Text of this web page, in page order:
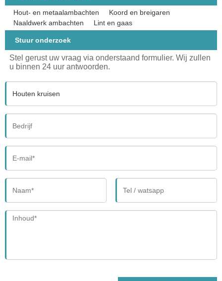
Hout- en metaalambachten
Koord en breigaren
Naaldwerk ambachten
Lint en gaas
Stuur onderzoek
Stel gerust uw vraag via onderstaand formulier. Wij zullen
u binnen 24 uur antwoorden.